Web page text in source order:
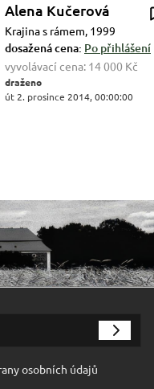
Alena Kučerová
Krajina s rámem, 1999
dosažená cena: Po přihlášení
vyvolávací cena: 14 000 Kč
draženo
út 2. prosince 2014, 00:00:00
osobních údajů